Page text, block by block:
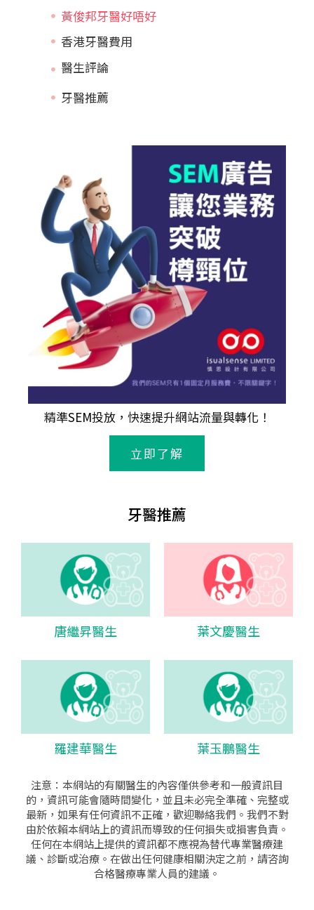
黃俊邦牙醫好唔好
香港牙醫費用
牙醫推薦
精準SEM投放，快速提升網站流量與轉化！
立即了解
牙醫推薦
唐繼昇醫生 葉文慶醫生
羅建華醫生 葉玉鵬醫生
注意：本網站的有關醫生的內容僅供參考和一般資訊目
的，資訊可能會隨時間變化，並且未必完全準確、完整或
最新，如果有任何資訊不正確，歡迎聯絡我們。我們不對
由於依賴本網站上的資訊而導致的任何損失或損害負責。
任何在本網站上提供的資訊都不應視為替代專業醫療建
議、診斷或治療。在做出任何健康相關決定之前，請咨詢
合格醫療專業人員的建議。